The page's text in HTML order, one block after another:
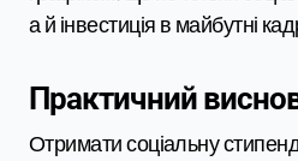
а й інвестиція в майбутні
Практичний
Отримати соціальну